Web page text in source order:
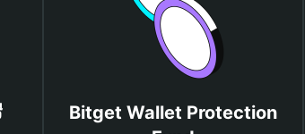
Bitget Wallet Protection